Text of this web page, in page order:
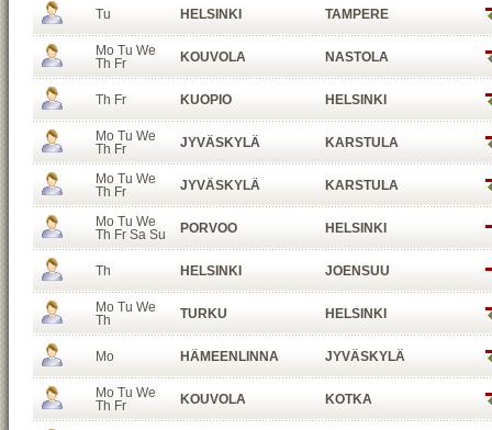
Tu HELSINKI TAMPERE
Mo Tu We
Th Fr
KOUVOLA NASTOLA
Th Fr KUOPIO HELSINKI
Mo Tu We
Th Fr
JYVÄSKYLÄ KARSTULA
Mo Tu We
Th Fr
JYVÄSKYLÄ KARSTULA
Mo Tu We
Th Fr Sa Su
PORVOO HELSINKI
Th HELSINKI JOENSUU
Mo Tu We
Th
TURKU HELSINKI
Mo HÄMEENLINNA JYVÄSKYLÄ
Mo Tu We
Th Fr
KOUVOLA KOTKA